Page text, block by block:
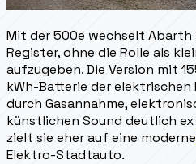
Mit der 500e wechselt
Register, ohne die Rolle als
aufzugeben. Die Version mit
kWh-Batterie der elektrischen
durch Gasannahme,
künstlichen Sound deutlich
zielt sie eher auf eine moderne
Elektro-Stadtauto.